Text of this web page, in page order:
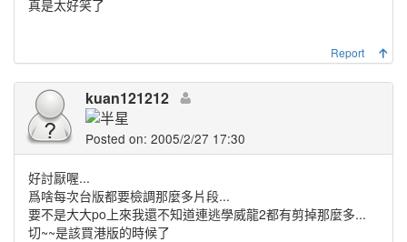
真是太好笑了
Report
kuan121212
Posted on: 2005/2/27 17:30
好討厭喔...
爲啥每次台版都要檢調那麼多片段...
要不是大大po上來我還不知道連逃學威龍2都有剪掉那麼多...
切~~是該買港版的時候了